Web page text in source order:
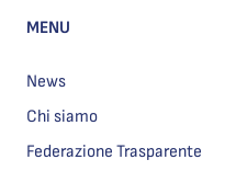
MENU
News
Chi siamo
Federazione Trasparente